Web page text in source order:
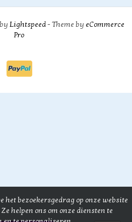
Lightspeed- Theme by eCommerce
Pro
het bezoekersgedrag op onze website
helpen ons om onze diensten te